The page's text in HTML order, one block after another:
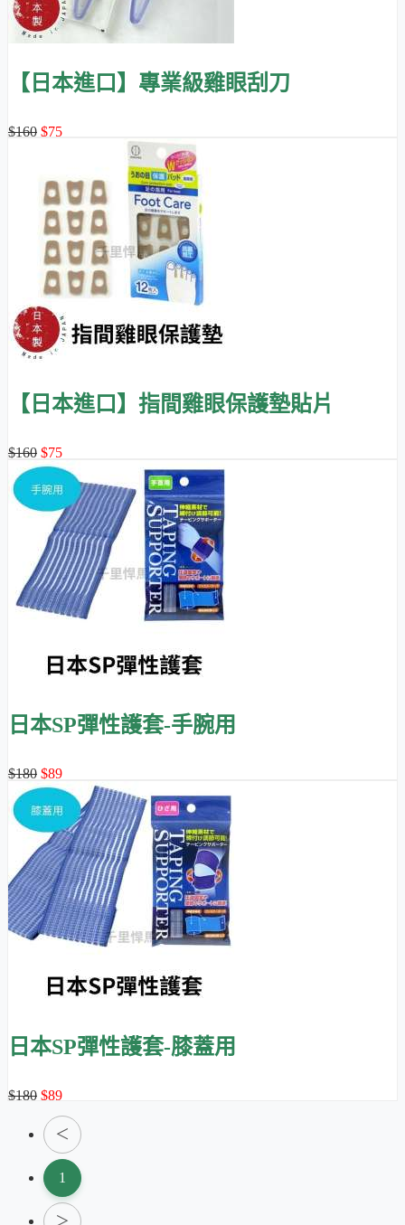
【日本進口】專業級雞眼刮刀
$160 $75
【日本進口】指間雞眼保護墊貼片
$160 $75
日本SP彈性護套-手腕用
$180 $89
日本SP彈性護套-膝蓋用
$180 $89
＜
1
＞